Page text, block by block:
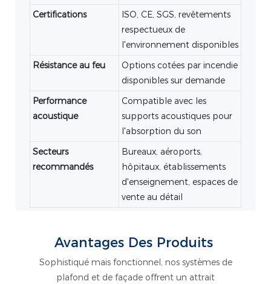
Certifications
ISO, CE, SGS, revêtements
respectueux de
l'environnement disponibles
Résistance au feu
Options cotées par incendie
disponibles sur demande
Performance
acoustique
Compatible avec les
supports acoustiques pour
l'absorption du son
Secteurs
recommandés
Bureaux, aéroports,
hôpitaux, établissements
d'enseignement, espaces de
vente au détail
Avantages Des Produits
Sophistiqué mais fonctionnel, nos systèmes de
plafond et de façade offrent un attrait